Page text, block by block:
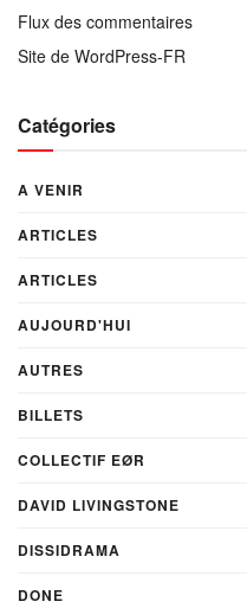
Flux des commentaires
Site de WordPress-FR
Catégories
A VENIR
ARTICLES
ARTICLES
AUJOURD'HUI
AUTRES
BILLETS
COLLECTIF EØR
DAVID LIVINGSTONE
DISSIDRAMA
DONE